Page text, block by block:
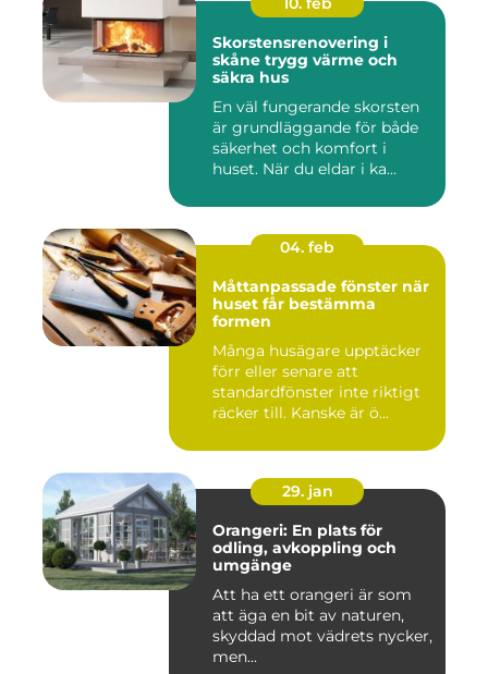
Skorstensrenovering i
skåne trygg värme och
säkra hus
En väl fungerande skorsten
är grundläggande för både
säkerhet och komfort i
huset. När du eldar i ka...
04. feb
Måttanpassade fönster när
huset får bestämma
formen
Många husägare upptäcker
förr eller senare att
standardfönster inte riktigt
räcker till. Kanske är ö...
29. jan
Orangeri: En plats för
odling, avkoppling och
umgänge
Att ha ett orangeri är som
att äga en bit av naturen,
skyddad mot vädrets nycker,
men...